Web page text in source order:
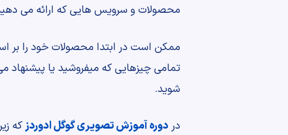
محصولات و سرویس هایی که ارائه می
ممکن است در ابتدا محصولات خود را بر
تمامی چیزهایی که میفروشید یا پیشنهاد
شوید.
در دوره آموزش تصویری گوگل ادوردزکه